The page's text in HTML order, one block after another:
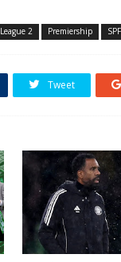
League 2 Premiership
Tweet